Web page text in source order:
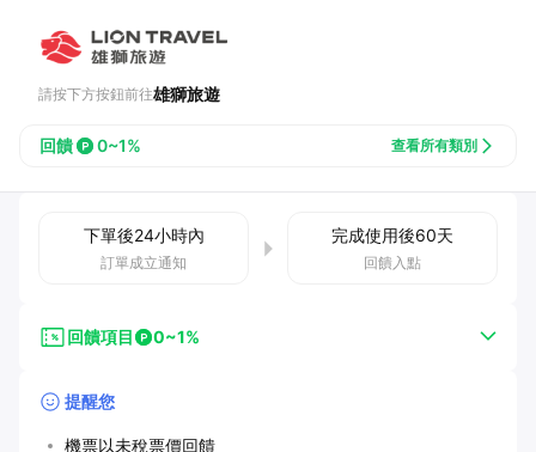
請按下方按鈕前往雄獅旅遊
回饋 0~1% 查看所有類別
下單後24小時內
訂單成立通知
完成使用後60天
回饋入點
回饋項目 0~1%
提醒您
機票以未稅票價回饋